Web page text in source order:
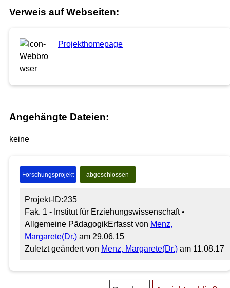
Verweis auf Webseiten:
Projekthomepage
Angehängte Dateien:
keine
Forschungsprojekt abgeschlossen
Projekt-ID:235
Fak. 1 - Institut für Erziehungswissenschaft •
Allgemeine PädagogikErfasst von Menz,
Margarete(Dr.) am 29.06.15
Zuletzt geändert von Menz, Margarete(Dr.) am 11.08.17